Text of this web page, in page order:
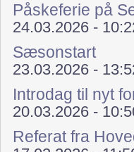
Påskeferie på
24.03.2026 -
Sæsonstart
23.03.2026 -
Introdag til nyt
20.03.2026 -
Referat fra